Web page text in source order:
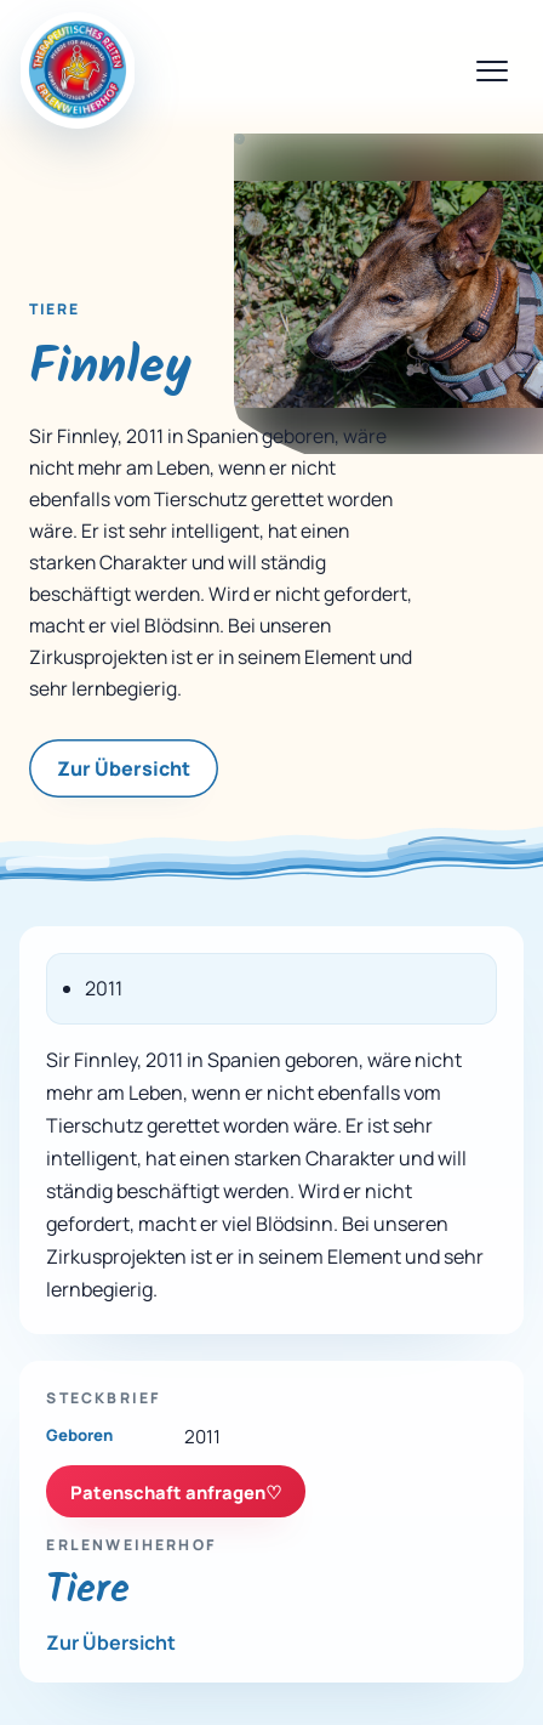
TIERE
Finnley
Sir Finnley, 2011 in Spanien geboren, wäre
nicht mehr am Leben, wenn er nicht
ebenfalls vom Tierschutz gerettet worden
wäre. Er ist sehr intelligent, hat einen
starken Charakter und will ständig
beschäftigt werden. Wird er nicht gefordert,
macht er viel Blödsinn. Bei unseren
Zirkusprojekten ist er in seinem Element und
sehr lernbegierig.
Zur Übersicht
2011
Sir Finnley, 2011 in Spanien geboren, wäre nicht
mehr am Leben, wenn er nicht ebenfalls vom
Tierschutz gerettet worden wäre. Er ist sehr
intelligent, hat einen starken Charakter und will
ständig beschäftigt werden. Wird er nicht
gefordert, macht er viel Blödsinn. Bei unseren
Zirkusprojekten ist er in seinem Element und sehr
lernbegierig.
STECKBRIEF
Geboren 2011
Patenschaft anfragen♡
ERLENWEIHERHOF
Tiere
Zur Übersicht